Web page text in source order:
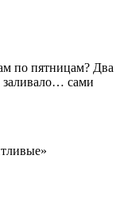
по пятницам? Два
заливало… сами